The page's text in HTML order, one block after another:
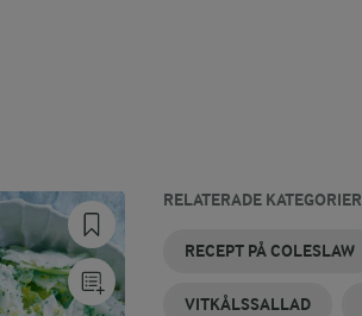
RELATERADE KATEGORIER
RECEPT PÅ COLESLAW
VITKÅLSSALLAD
STUVAD
VITKÅL
KÖTTFÄRSSÅS
MED VITKÅL
KÖTTFÄRS
MED
VITKÅL
GRILLAD
VITKÅL
COLESLAW
MED
ÄPPLE
STEKT
VITKÅL